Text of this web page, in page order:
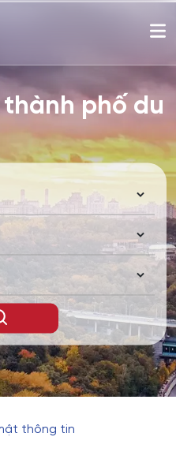
phố du
thông tin